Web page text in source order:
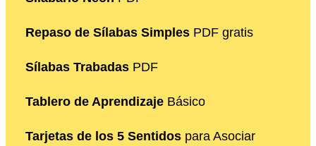
Repaso de Sílabas Simples PDF gratis
Sílabas Trabadas PDF
Tablero de Aprendizaje Básico
Tarjetas de los 5 Sentidos para Asociar